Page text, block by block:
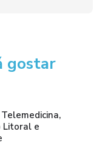
gostar
Litoral e